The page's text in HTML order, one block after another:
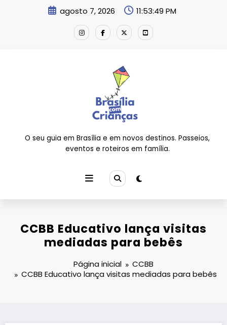
agosto 7, 2026 11:53:49 PM
O seu guia em Brasília e em novos destinos. Passeios,
eventos e roteiros em família.
CCBB Educativo lança visitas
mediadas para bebês
Página inicial
CCBB
CCBB Educativo lança visitas mediadas para bebês